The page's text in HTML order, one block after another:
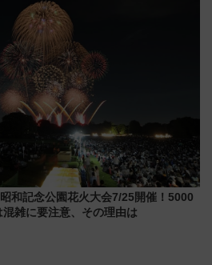
和記念公園花火大会7/25開催！5000
雑に要注意、その理由は